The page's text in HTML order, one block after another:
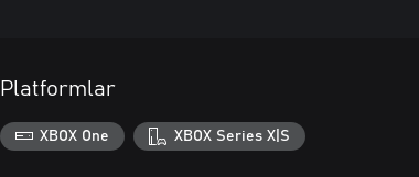
Platformlar
XBOX One XBOX Series X|S